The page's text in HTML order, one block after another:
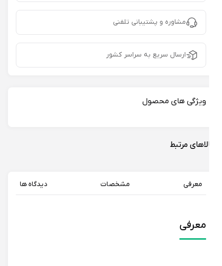
مشاوره و پشتیبانی تلفنی
ارسال سریع به سراسر کشور
ویژگی های محصول
مرتبط
معرفی مشخصات دیدگاه ها
معرفی